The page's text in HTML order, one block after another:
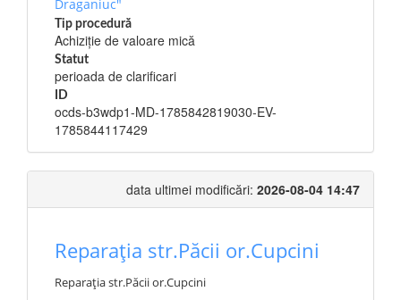
Draganiuc"
Tip procedură
Achiziție de valoare mică
Statut
perioada de clarificari
ID
ocds-b3wdp1-MD-1785842819030-EV-
1785844117429
data ultimei modificări: 2026-08-04 14:47
Reparația str.Păcii or.Cupcini
Reparația str.Păcii or.Cupcini